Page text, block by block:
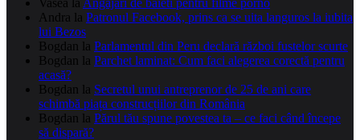
Vasea la Angajari de baieti pentru filme porno
Andra la Patronul Facebook, prins ca se uita languros la iubita
lui Bezos
Bogdan la Parlamentul din Peru declară război fustelor scurte
Bogdan la Parchet laminat: Cum faci alegerea corectă pentru
acasă?
Bogdan la Secretul unui antreprenor de 25 de ani care
schimbă piața construcțiilor din România
Bogdan la Părul tău spune povestea ta – ce faci când începe
să dispară?